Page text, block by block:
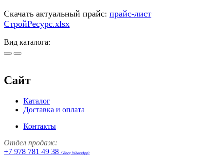
Скачать актуальный прайс: прайс-лист
СтройРесурс.xlsx
Вид каталога:
Сайт
Каталог
Доставка и оплата
Контакты
Отдел продаж:
+7 978 781 49 38 (Viber, WhatsApp)